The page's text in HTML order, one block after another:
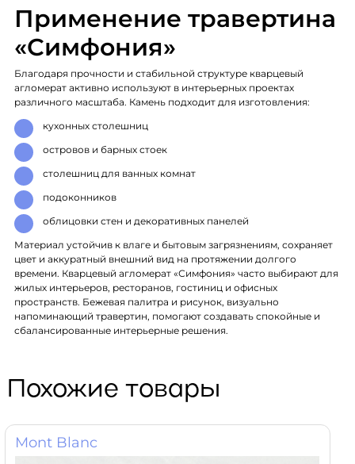
Применение травертина
«Симфония»
Благодаря прочности и стабильной структуре кварцевый
агломерат активно используют в интерьерных проектах
различного масштаба. Камень подходит для изготовления:
кухонных столешниц
островов и барных стоек
столешниц для ванных комнат
подоконников
облицовки стен и декоративных панелей
Материал устойчив к влаге и бытовым загрязнениям, сохраняет
цвет и аккуратный внешний вид на протяжении долгого
времени. Кварцевый агломерат «Симфония» часто выбирают для
жилых интерьеров, ресторанов, гостиниц и офисных
пространств. Бежeвая палитра и рисунок, визуально
напоминающий травертин, помогают создавать спокойные и
сбалансированные интерьерные решения.
Похожие товары
Mont Blanc